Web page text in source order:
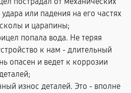
или падения на его частях
и царапины;
попала вода. Не теряя
к нам - длительный
опасен и ведет к коррозии
износ деталей. Это - вполне